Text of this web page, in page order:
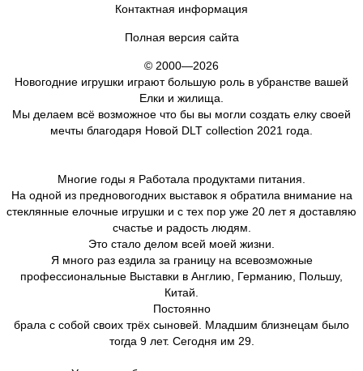
Контактная информация
Полная версия сайта
© 2000—2026
Новогодние игрушки играют большую роль в убранстве вашей
Елки и жилища.
Мы делаем всё возможное что бы вы могли создать елку своей
мечты благодаря Новой DLT collection 2021 года.
Многие годы я Работала продуктами питания.
На одной из предновогодних выставок я обратила внимание на
стеклянные елочные игрушки и с тех пор уже 20 лет я доставляю
счастье и радость людям.
Это стало делом всей моей жизни.
Я много раз ездила за границу на всевозможные
профессиональные Выставки в Англию, Германию, Польшу,
Китай.
Постоянно
брала с собой своих трёх сыновей. Младшим близнецам было
тогда 9 лет. Сегодня им 29.